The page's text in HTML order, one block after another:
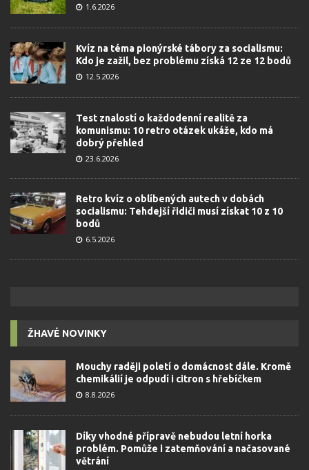
1.6.2026
Kvíz na téma pionýrské tábory za socialismu:
Kdo je zažil, bez problému získá 12 ze 12 bodů
12.5.2026
Test znalostí o každodenní realitě za
komunismu: 10 retro otázek ukáže, kdo má
dobrý přehled
23.6.2026
Retro kvíz o oblíbených autech v dobách
socialismu: Tehdejší řidiči musí získat 10 z 10
bodů
6.5.2026
ŽHAVÉ NOVINKY
Mouchy raději poletí o domácnost dále. Kromě
chemikálií je odpudí i citron s hřebíčkem
8.8.2026
Díky vhodné přípravě nebudou letní horka
problém. Pomůže i zatemňování a načasované
větrání